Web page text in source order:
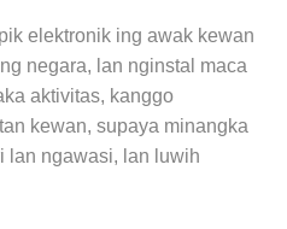
elektronik ing awak kewan
negara, lan nginstal maca
aktivitas, kanggo
kewan, supaya minangka
lan ngawasi, lan luwih